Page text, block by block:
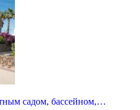
садом, бассейном,…